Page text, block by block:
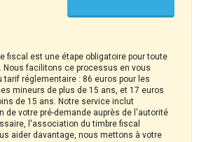
fiscal est une étape obligatoire pour toute
Nous facilitons ce processus en vous
réglementaire : 86 euros pour les
mineurs de plus de 15 ans, et 17 euros
de 15 ans. Notre service inclut
de votre pré-demande auprès de l'autorité
l'association du timbre fiscal
aider davantage, nous mettons à votre